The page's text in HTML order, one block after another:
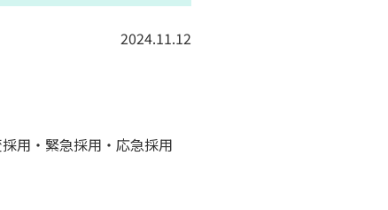
2024.11.12
用・緊急採用・応急採用